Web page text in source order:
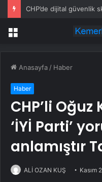
Menü
Anasayfa / Haber
Haber
CHP’li Oğuz
‘İYİ Parti’
anlamıştır
ALİ OZAN KUŞ Kasım